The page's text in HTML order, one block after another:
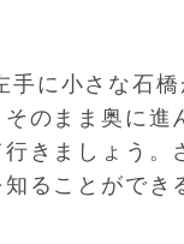
に小さな石
のまま奥に
きましょう
ることができ